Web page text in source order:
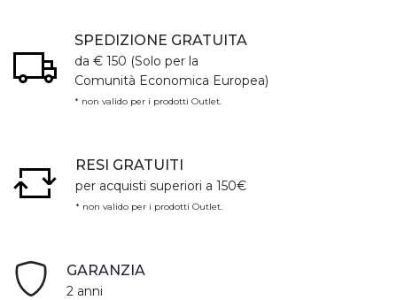
SPEDIZIONE GRATUITA
da € 150 (Solo per la
Comunità Economica Europea)
* non valido per i prodotti Outlet.
RESI GRATUITI
per acquisti superiori a 150€
* non valido per i prodotti Outlet.
GARANZIA
2 anni